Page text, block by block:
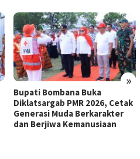
»
Bupati Bombana Buka
Diklatsargab PMR 2026, Cetak
Generasi Muda Berkarakter
dan Berjiwa Kemanusiaan